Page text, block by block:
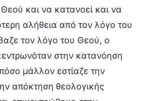
και να κατανοεί και να
αλήθεια από τον λόγο του
τον λόγο του Θεού, ο
στην κατανόηση
μάλλον εστίαζε την
απόκτηση θεολογικής